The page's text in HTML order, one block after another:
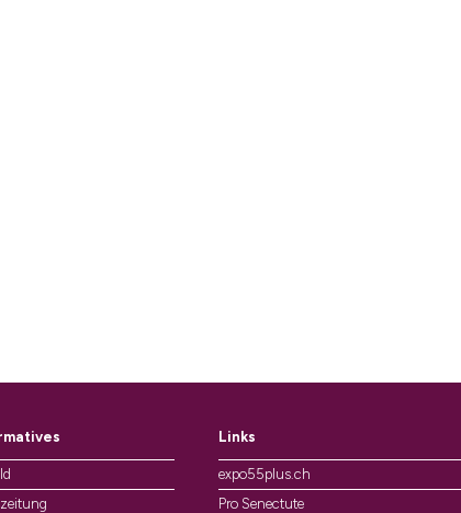
Links
expo55plus.ch
Pro Senectute